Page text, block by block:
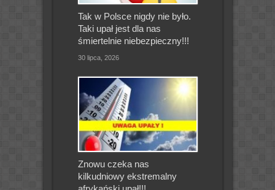
Tak w Polsce nigdy nie było.
Taki upał jest dla nas
śmiertelnie niebezpieczny!!!
30 lipca, 2026
Znowu czeka nas
kilkudniowy ekstremalny